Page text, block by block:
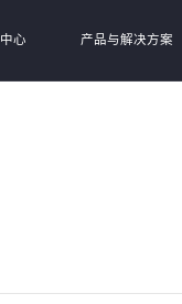
心 产品与解决方案